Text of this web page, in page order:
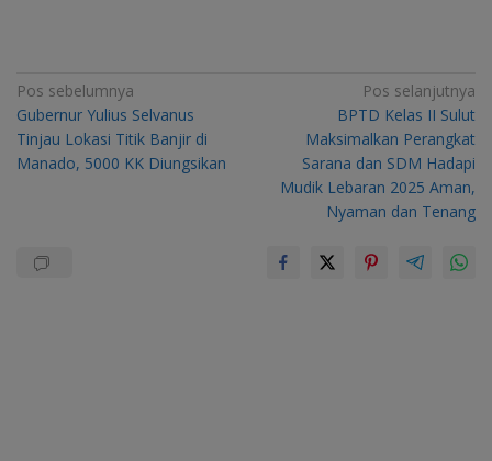
Navigasi
pos
Pos sebelumnya
Gubernur Yulius Selvanus
Tinjau Lokasi Titik Banjir di
Manado, 5000 KK Diungsikan
Pos selanjutnya
BPTD Kelas II Sulut
Maksimalkan Perangkat
Sarana dan SDM Hadapi
Mudik Lebaran 2025 Aman,
Nyaman dan Tenang